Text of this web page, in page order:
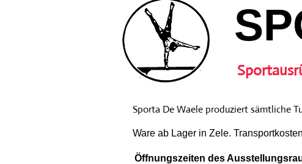
Ware ab Lager in Zele.
Sporta De Waele produziert sämtliche
Öffnungszeiten des